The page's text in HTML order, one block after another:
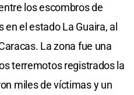
los escombros de
el estado La Guaira, al
La zona fue una
terremotos registrados la
miles de víctimas y un